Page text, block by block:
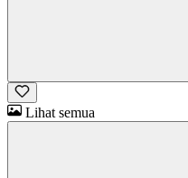
Lihat semua